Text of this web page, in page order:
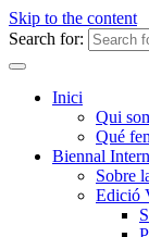
Skip to the content
Search for:
Inici
Qui
Qué
Biennal
Sobre
Edició